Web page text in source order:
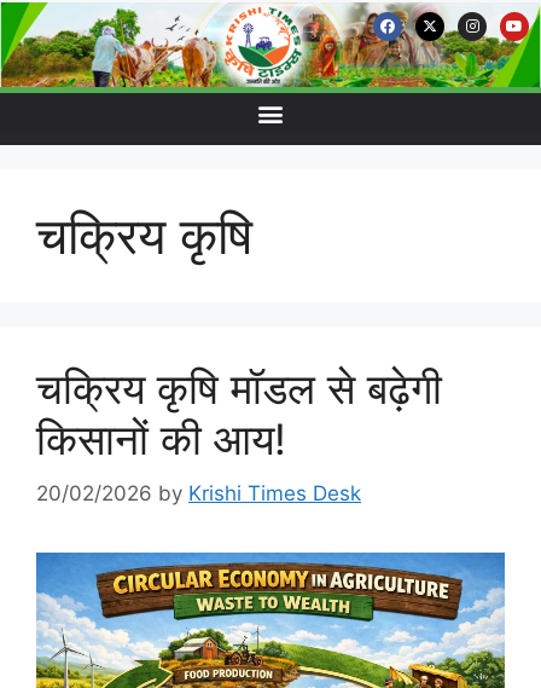
चक्रिय कृषि
चक्रिय कृषि मॉडल से बढ़ेगी
किसानों की आय!
20/02/2026 by Krishi Times Desk